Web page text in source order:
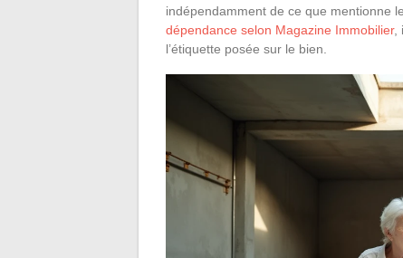
indépendamment de ce que mentionne
dépendance selon Magazine Immobilier,
l’étiquette posée sur le bien.